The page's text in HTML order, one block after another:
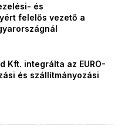
és
felelős vezető a
Kft. integrálta az EURO-
és szállítmányozási